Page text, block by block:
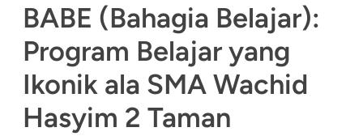
BABE (Bahagia Belajar):
Program Belajar yang
Ikonik ala SMA Wachid
Hasyim 2 Taman